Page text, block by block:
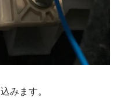
みます。